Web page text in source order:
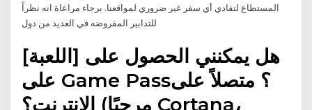
المستطاع لتفادي أي سفر غير ضروري لمواقعنا. برجاء مراعاة انه نظراً
هل يمكنني الحصول على [اللعبة]
على Game Pass؟ متصلاً على
الإنترنت؟ (مرحبًا Cortana،